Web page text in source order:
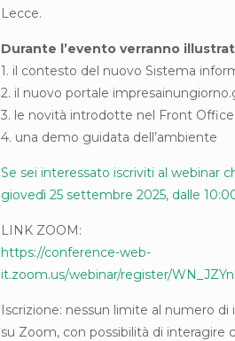
Lecce.
Durante l’evento verranno
1. il contesto del nuovo Sistema
2. il nuovo portale
3. le novità introdotte nel Front
4. una demo guidata dell’ambiente
Se sei interessato iscriviti al webinar
giovedì 25 settembre 2025, dalle
LINK ZOOM:
https://conference-web-
it.zoom.us/webinar/register/
Iscrizione: nessun limite al numero
su Zoom, con possibilità di interagire